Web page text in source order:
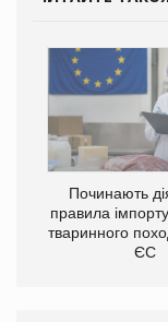
Починають
правила
тваринного
ЄС